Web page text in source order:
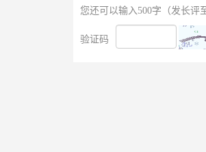
您还可以输入500字（发长评
验证码